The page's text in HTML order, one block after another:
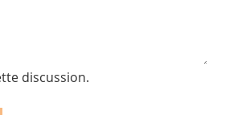
discussion.